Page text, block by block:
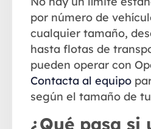
por número de
cualquier tamaño,
hasta flotas de
pueden operar con
Contacta al equipo
según el tamaño de
¿Qué pasa si